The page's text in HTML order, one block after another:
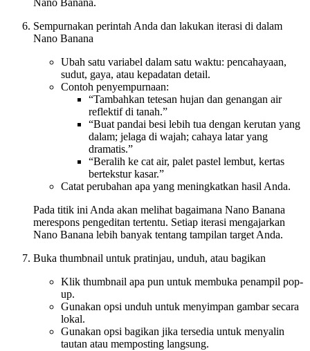
Nano Banana.
Sempurnakan perintah Anda dan lakukan iterasi di dalam
Nano Banana
Ubah satu variabel dalam satu waktu: pencahayaan,
sudut, gaya, atau kepadatan detail.
Contoh penyempurnaan:
“Tambahkan tetesan hujan dan genangan air
reflektif di tanah.”
“Buat pandai besi lebih tua dengan kerutan yang
dalam; jelaga di wajah; cahaya latar yang
dramatis.”
“Beralih ke cat air, palet pastel lembut, kertas
bertekstur kasar.”
Catat perubahan apa yang meningkatkan hasil Anda.
Pada titik ini Anda akan melihat bagaimana Nano Banana
merespons pengeditan tertentu. Setiap iterasi mengajarkan
Nano Banana lebih banyak tentang tampilan target Anda.
Buka thumbnail untuk pratinjau, unduh, atau bagikan
Klik thumbnail apa pun untuk membuka penampil pop-
up.
Gunakan opsi unduh untuk menyimpan gambar secara
lokal.
Gunakan opsi bagikan jika tersedia untuk menyalin
tautan atau memposting langsung.